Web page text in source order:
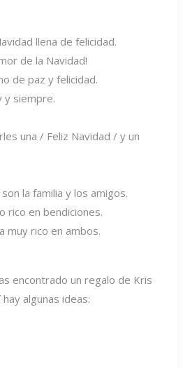
llena de felicidad.
de la Navidad!
de paz y felicidad.
y siempre.
una / Feliz Navidad / y un
la familia y los amigos.
rico en bendiciones.
muy rico en ambos.
encontrado un regalo de Kris
algunas ideas: